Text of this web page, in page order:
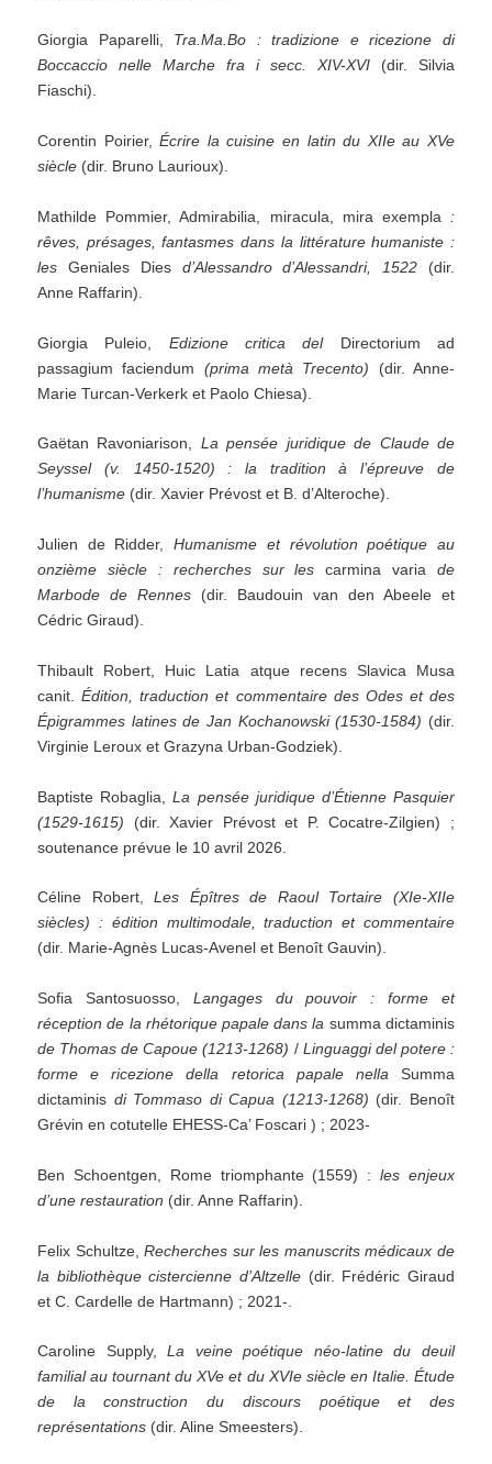
Giorgia Paparelli, Tra.Ma.Bo : tradizione e ricezione di
Boccaccio nelle Marche fra i secc. XIV-XVI(dir. Silvia
Fiaschi).
Corentin Poirier,Écrire la cuisine en latin du XIIe au XVe
siècle (dir. Bruno Laurioux).
Mathilde Pommier, Admirabilia, miracula, mira exempla :
rêves, présages, fantasmes dans la littérature humaniste :
les Geniales Dies d’Alessandro d’Alessandri, 1522 (dir.
Anne Raffarin).
Giorgia Puleio, Edizione critica delDirectorium ad
passagium faciendum (prima metà Trecento) (dir. Anne-
Marie Turcan-Verkerk et Paolo Chiesa).
Gaëtan Ravoniarison, La pensée juridique de Claude de
Seyssel (v. 1450-1520) : la tradition à l’épreuve de
l’humanisme (dir. Xavier Prévost et B. d’Alteroche).
Julien de Ridder,Humanisme et révolution poétique au
onzième siècle : recherches sur lescarmina varia de
Marbode de Rennes (dir. Baudouin van den Abeele et
Cédric Giraud).
Thibault Robert, Huic Latia atque recens Slavica Musa
canit.Édition, traduction et commentaire des Odes et des
Épigrammes latines de Jan Kochanowski (1530-1584) (dir.
Virginie Leroux et Grazyna Urban-Godziek).
Baptiste Robaglia,La pensée juridique d’Étienne Pasquier
(1529-1615) (dir. Xavier Prévost et P. Cocatre-Zilgien) ;
soutenance prévue le 10 avril 2026.
Céline Robert,Les Épîtres de Raoul Tortaire (XIe-XIIe
siècles) : édition multimodale, traduction et commentaire
(dir. Marie-Agnès Lucas-Avenel et Benoît Gauvin).
Sofia Santosuosso,
Langages du pouvoir : forme et
réception de la rhétorique papale dans la summa dictaminis
de Thomas de Capoue (1213-1268) / Linguaggi del potere :
forme e ricezione della retorica papale nella Summa
dictaminis di Tommaso di Capua (1213-1268) (dir. Benoît
Grévin en cotutelle EHESS-Ca’ Foscari ) ; 2023-
Ben Schoentgen, Rome triomphante (1559) :les enjeux
d’une restauration (dir. Anne Raffarin).
Felix Schultze,Recherches sur les manuscrits médicaux de
la bibliothèque cistercienne d’Altzelle (dir. Frédéric Giraud
et C. Cardelle de Hartmann) ; 2021-.
Caroline Supply,La veine poétique néo-latine du deuil
familial au tournant du XVe et du XVIe siècle en Italie. Étude
de la construction du discours poétique et des
représentations (dir. Aline Smeesters).